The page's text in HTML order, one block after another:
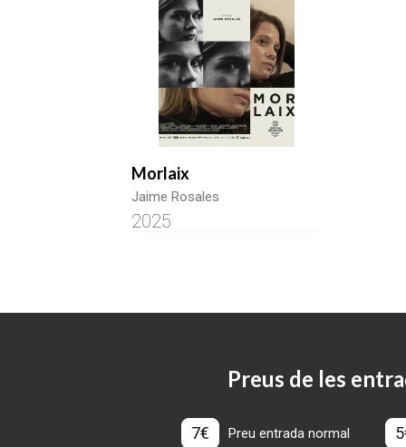
Morlaix
Jaime Rosales
2025
Preus de les
7€ Preu entrada normal